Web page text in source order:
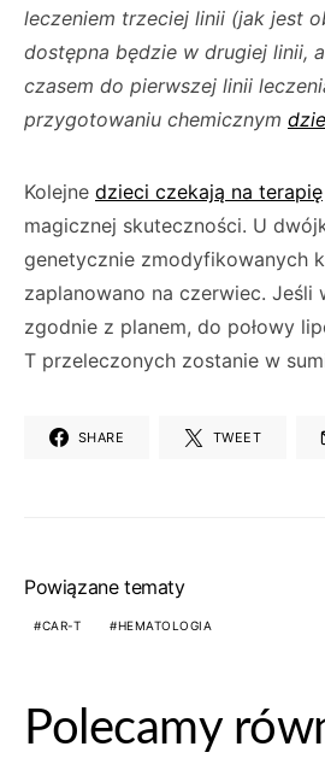
leczeniem trzeciej linii (jak jest
dostępna będzie w drugiej linii,
czasem do pierwszej linii
przygotowaniu chemicznym
Kolejne dzieci czekają na terapię
magicznej skuteczności. U
genetycznie zmodyfikowanych
zaplanowano na czerwiec. Jeśli
zgodnie z planem, do połowy
T przeleczonych zostanie w
SHARE TWEET
Powiązane tematy
CAR-T HEMATOLOGIA
Polecamy